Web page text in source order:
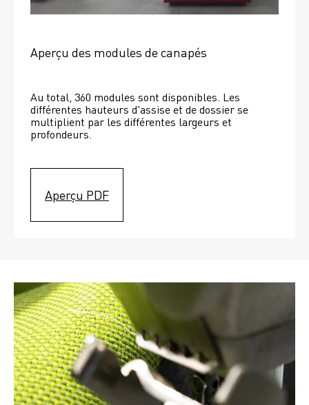
Aperçu des modules de canapés
Au total, 360 modules sont disponibles. Les
différentes hauteurs d'assise et de dossier se
multiplient par les différentes largeurs et
profondeurs.
Aperçu PDF